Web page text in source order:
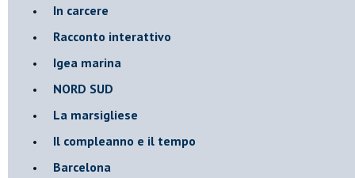
In carcere
Racconto interattivo
Igea marina
​NORD SUD
La marsigliese
Il compleanno e il tempo
Barcelona